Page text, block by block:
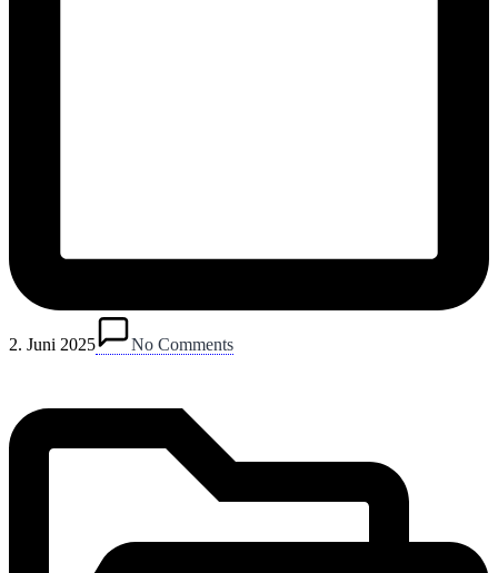
2. Juni 2025 No Commentsin